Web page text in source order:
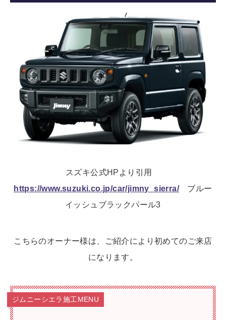
スズキ公式HPより引用
https://www.suzuki.co.jp/car/jimny_sierra/ブルー
イッシュブラックパール3
こちらのオーナー様は、ご紹介により初めてのご来店
になります。
ジムニーシエラ施工MENU